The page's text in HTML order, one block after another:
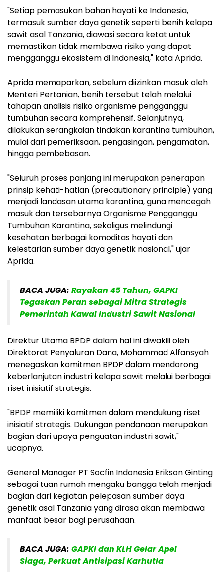
"Setiap pemasukan bahan hayati ke Indonesia,
termasuk sumber daya genetik seperti benih kelapa
sawit asal Tanzania, diawasi secara ketat untuk
memastikan tidak membawa risiko yang dapat
mengganggu ekosistem di Indonesia," kata Aprida.
Aprida memaparkan, sebelum diizinkan masuk oleh
Menteri Pertanian, benih tersebut telah melalui
tahapan analisis risiko organisme pengganggu
tumbuhan secara komprehensif. Selanjutnya,
dilakukan serangkaian tindakan karantina tumbuhan,
mulai dari pemeriksaan, pengasingan, pengamatan,
hingga pembebasan.
"Seluruh proses panjang ini merupakan penerapan
prinsip kehati-hatian (precautionary principle) yang
menjadi landasan utama karantina, guna mencegah
masuk dan tersebarnya Organisme Pengganggu
Tumbuhan Karantina, sekaligus melindungi
kesehatan berbagai komoditas hayati dan
kelestarian sumber daya genetik nasional," ujar
Aprida.
BACA JUGA: Rayakan 45 Tahun, GAPKI
Tegaskan Peran sebagai Mitra Strategis
Pemerintah Kawal Industri Sawit Nasional
Direktur Utama BPDP dalam hal ini diwakili oleh
Direktorat Penyaluran Dana, Mohammad Alfansyah
menegaskan komitmen BPDP dalam mendorong
keberlanjutan industri kelapa sawit melalui berbagai
riset inisiatif strategis.
"BPDP memiliki komitmen dalam mendukung riset
inisiatif strategis. Dukungan pendanaan merupakan
bagian dari upaya penguatan industri sawit,"
ucapnya.
General Manager PT Socfin Indonesia Erikson Ginting
sebagai tuan rumah mengaku bangga telah menjadi
bagian dari kegiatan pelepasan sumber daya
genetik asal Tanzania yang dirasa akan membawa
manfaat besar bagi perusahaan.
BACA JUGA: GAPKI dan KLH Gelar Apel
Siaga, Perkuat Antisipasi Karhutla